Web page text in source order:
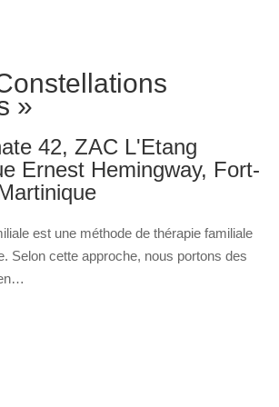
»
42, ZAC L'Etang
Ernest Hemingway, Fort-
est une méthode de thérapie familiale
Selon cette approche, nous portons des